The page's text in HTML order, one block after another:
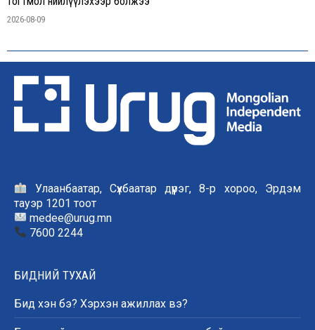
2026-08-09
Улаанбаатар, Сүхбаатар дүүрэг, 8-р хороо, Эрдэм
тауэр 1201 тоот
medee@urug.mn
7600 2244
БИДНИЙ ТУХАЙ
Бид хэн бэ? Хэрхэн ажиллах вэ?